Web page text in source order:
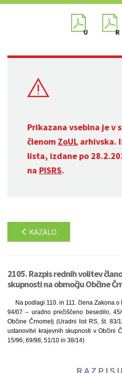
Prikazana vsebina je v
členom ZoUL arhivska.
lista, izdane po
na PISRS.
KAZALO
2105. Razpis rednih volitev
skupnosti na območju Občine
Na podlagi 110. in 111. člena Zakona
94/07 – uradno prečiščeno besedilo,
Občine Črnomelj (Uradni list RS, št.
ustanovitvi krajevnih skupnosti v Občini
15/96, 69/98, 51/10 in 38/14)